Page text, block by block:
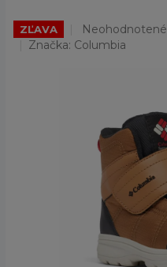
ZĽAVA
Priemerné
hodnotenie
hviezdičiek.
Neohodnotené
Značka: Columbia